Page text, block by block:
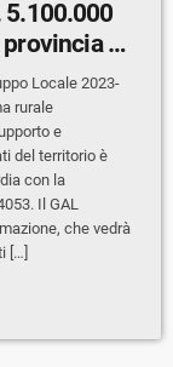
5.100.000
di
Locale 2023-
rurale
e
del territorio è
con la
Il GAL
che vedrà
[…]